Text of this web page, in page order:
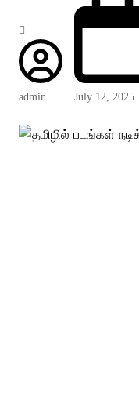
admin July 12, 2025